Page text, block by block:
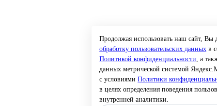
Продолжая использовать наш сайт, Вы
обработку пользовательских данныхв
Политикой конфиденциальности, а
данных метрической системой
с условиями Политики
в целях определения поведения
внутренней аналитики.